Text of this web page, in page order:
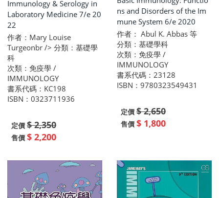
Immunology & Serology in
Laboratory Medicine 7/e 20
22
作者：Mary Louise
Turgeonbr /> 分類：基礎學
科
次類：免疫學 /
IMMUNOLOGY
書系代碼：KC198
ISBN：0323711936
定價 $ 2,350
售價 $ 2,200
ns and Disorders of the Im
mune System 6/e 2020
作者： Abul K. Abbas 等
分類：基礎學科
次類：免疫學 /
IMMUNOLOGY
書系代碼：23128
ISBN：9780323549431
定價 $ 2,650
售價 $ 1,800